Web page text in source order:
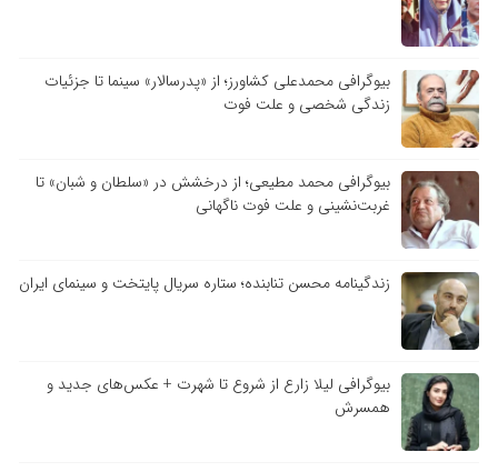
بیوگرافی محمدعلی کشاورز؛ از «پدرسالار» سینما تا جزئیات
زندگی شخصی و علت فوت
بیوگرافی محمد مطیعی؛ از درخشش در «سلطان و شبان» تا
غربت‌نشینی و علت فوت ناگهانی
زندگینامه محسن تنابنده؛ ستاره سریال پایتخت و سینمای ایران
بیوگرافی لیلا زارع از شروع تا شهرت + عکس‌های جدید و
همسرش